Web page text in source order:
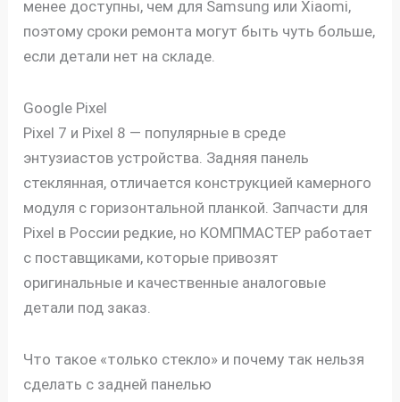
менее доступны, чем для Samsung или Xiaomi,
поэтому сроки ремонта могут быть чуть больше,
если детали нет на складе.
Google Pixel
Pixel 7 и Pixel 8 — популярные в среде
энтузиастов устройства. Задняя панель
стеклянная, отличается конструкцией камерного
модуля с горизонтальной планкой. Запчасти для
Pixel в России редкие, но КОМПМАСТЕР работает
с поставщиками, которые привозят
оригинальные и качественные аналоговые
детали под заказ.
Что такое «только стекло» и почему так нельзя
сделать с задней панелью